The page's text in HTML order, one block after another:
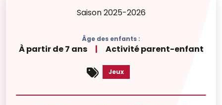
Saison 2025-2026
Âge des enfants :
À partir de 7 ans | Activité parent-enfant
Jeux